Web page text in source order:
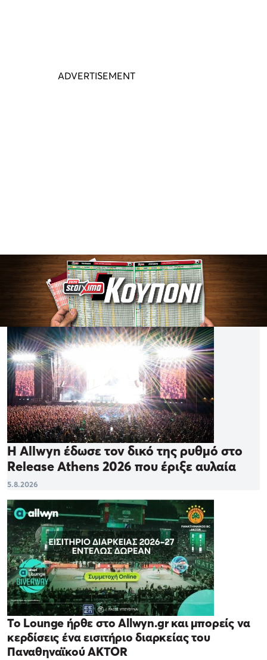
Η Allwyn έδωσε τον δικό της ρυθμό στο
Release Athens 2026 που έριξε αυλαία
5.8.2026
Το Lounge ήρθε στο Allwyn.gr και μπορείς να
κερδίσεις ένα εισιτήριο διαρκείας του
Παναθηναϊκού AKTOR